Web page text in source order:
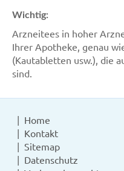
Wichtig:
Arzneitees in hoher
Ihrer Apotheke, genau
(Kautabletten usw.), die
sind.
Home
Kontakt
Sitemap
Datenschutz